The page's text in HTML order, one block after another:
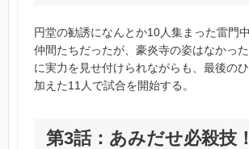
円堂の勧誘になんとか10人集まった雷門
仲間たちだったが、豪炎寺の姿はなかっ
に実力を見せ付けられながらも、最後の
加えた11人で試合を開始する。
第3話：あみだせ必殺技！